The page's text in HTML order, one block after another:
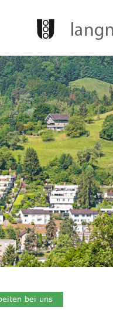
bei uns(ausgewählt)